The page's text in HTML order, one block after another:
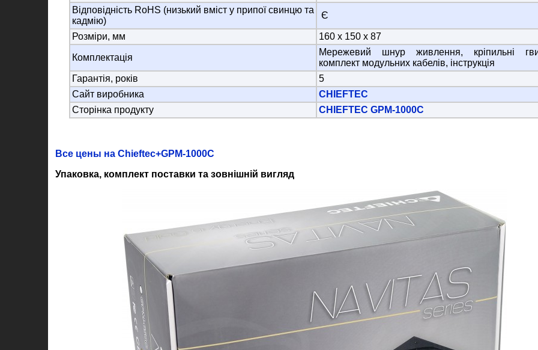
Відповідність RoHS (низький вміст у припої свинцю та
кадмію)
Є
Розміри, мм 160 х 150 х 87
Комплектація
Мережевий шнур живлення, кріпильні
комплект модульних кабелів, інструкція
Гарантія, років
5
Сайт виробника
CHIEFTEC
Сторінка продукту
CHIEFTEC GPM-1000C
Все цены на Chieftec+GPM-1000C
Упаковка, комплект поставки та зовнішній вигляд